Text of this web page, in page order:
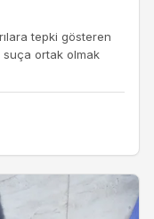
tepki gösteren
suça ortak olmak